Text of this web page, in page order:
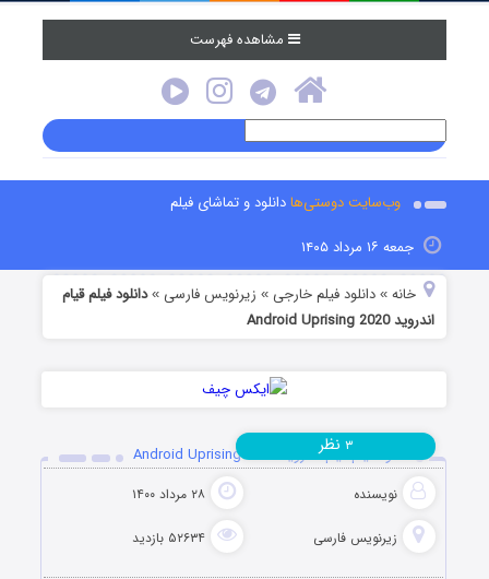
مشاهده فهرست
وب‌سایت دوستی‌هادانلود و تماشای فیلم
جمعه ۱۶ مرداد ۱۴۰۵
خانه »دانلود فیلم خارجی » زیرنویس فارسی »دانلود فیلم قیام
اندروید Android Uprising 2020
دانلود فیلم قیام اندروید Android Uprising 2020
نویسنده ۲۸ مرداد ۱۴۰۰
زیرنویس فارسی ۵۲۶۳۴ بازدید
۳ نظر